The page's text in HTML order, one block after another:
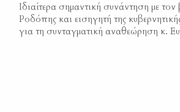
Ιδιαίτερα σημαντική συνάντηση με τον
Ροδόπης και εισηγητή της
για τη συνταγματική αναθεώρηση κ.